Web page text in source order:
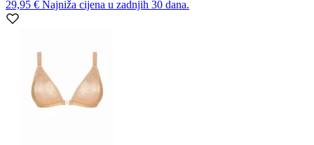
29,95 € Najniža cijena u zadnjih 30 dana.